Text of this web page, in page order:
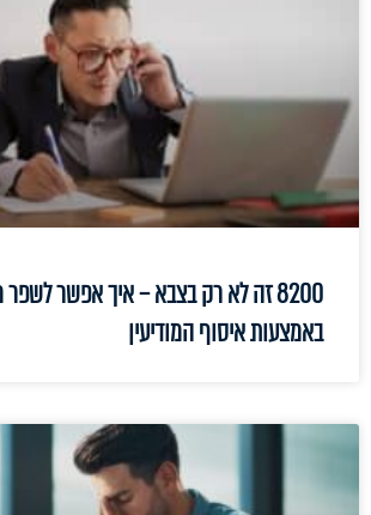
8200 זה לא רק בצבא – איך אפשר
באמצעות איסוף המודיעין